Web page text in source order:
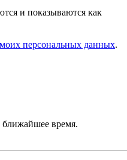
и показываются как
персональных данных.
время.